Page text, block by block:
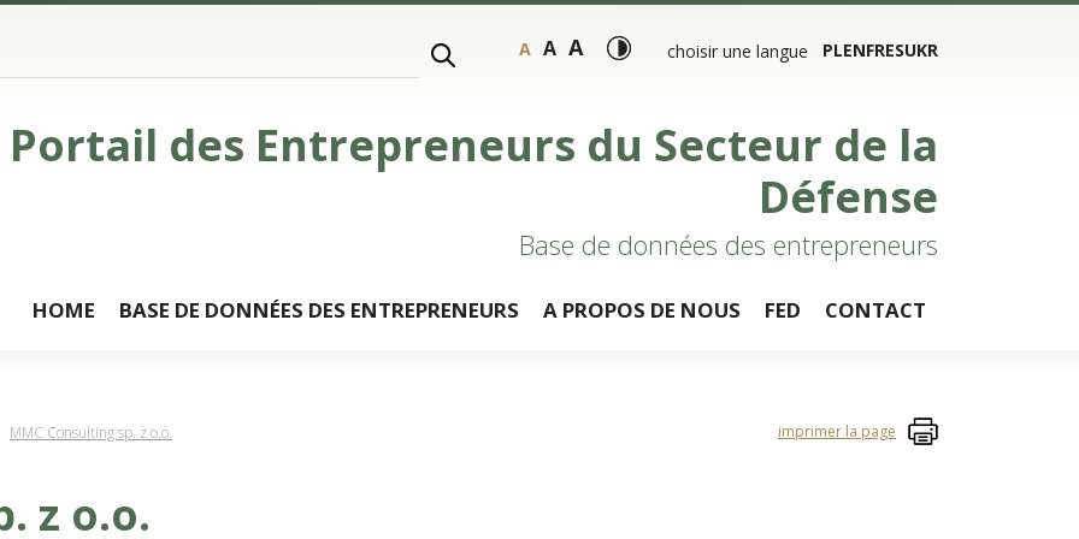
A A A choisir une langue PLENFRESUKR
Portail des Entrepreneurs du Secteur de la
Défense
Base de données des entrepreneurs
HOME BASE DE DONNÉES DES ENTREPRENEURS A PROPOS DE NOUS FED CONTACT
MMC Consulting sp. z o.o. imprimer la page
z o.o.